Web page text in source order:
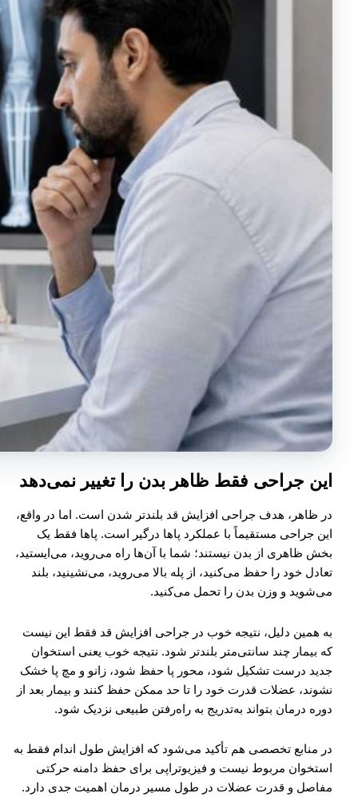
این جراحی فقط ظاهر بدن را تغییر نمی‌دهد
در ظاهر، هدف جراحی افزایش قد بلندتر شدن است. اما در واقع،
این جراحی مستقیماً با عملکرد پاها درگیر است. پاها فقط یک
بخش ظاهری از بدن نیستند؛ شما با آن‌ها راه می‌روید، می‌ایستید،
تعادل خود را حفظ می‌کنید، از پله بالا می‌روید، می‌نشینید، بلند
می‌شوید و وزن بدن را تحمل می‌کنید.
به همین دلیل، نتیجه خوب در جراحی افزایش قد فقط این نیست
که بیمار چند سانتی‌متر بلندتر شود. نتیجه خوب یعنی استخوان
جدید درست تشکیل شود، محور پا حفظ شود، زانو و مچ پا خشک
نشوند، عضلات قدرت خود را تا حد ممکن حفظ کنند و بیمار بعد از
دوره درمان بتواند به‌تدریج به راه‌رفتن طبیعی نزدیک شود.
در منابع تخصصی هم تأکید می‌شود که افزایش طول اندام فقط به
استخوان مربوط نیست و فیزیوتراپی برای حفظ دامنه حرکتی
مفاصل و قدرت عضلات در طول مسیر درمان اهمیت جدی دارد.